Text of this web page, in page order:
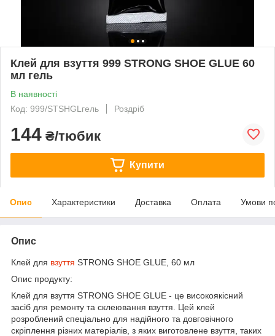
Клей для взуття 999 STRONG SHOE GLUE 60
мл гель
В наявності
Код: 999/STSHGLгель
Роздріб
144 ₴/тюбик
Купити
Опис Характеристики Доставка Оплата Умови
Опис
Клей для взуття STRONG SHOE GLUE, 60 мл
Опис продукту:
Клей для взуття STRONG SHOE GLUE - це високоякісний
засіб для ремонту та склеювання взуття. Цей клей
розроблений спеціально для надійного та довговічного
скріплення різних матеріалів, з яких виготовлене взуття, таких